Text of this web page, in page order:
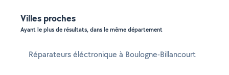
Villes proches
Ayant le plus de résultats, dans le même département
Réparateurs éléctronique à Boulogne-Billancourt